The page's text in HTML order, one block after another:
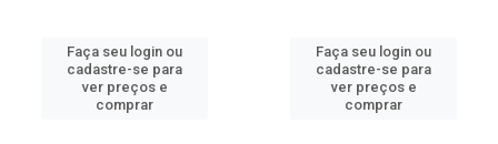
Faça seu login ou
cadastre-se para
ver preços e
comprar
Faça seu login ou
cadastre-se para
ver preços e
comprar